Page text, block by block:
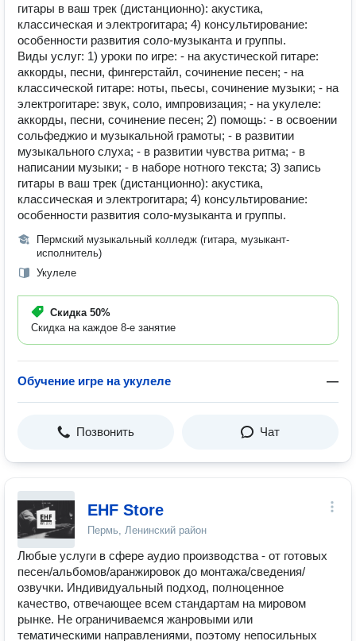
гитары в ваш трек (дистанционно): акустика,
классическая и электрогитара; 4) консультирование:
особенности развития соло-музыканта и группы.
Виды услуг: 1) уроки по игре: - на акустической гитаре:
аккорды, песни, фингерстайл, сочинение песен; - на
классической гитаре: ноты, пьесы, сочинение музыки; - на
электрогитаре: звук, соло, импровизация; - на укулеле:
аккорды, песни, сочинение песен; 2) помощь: - в освоении
сольфеджио и музыкальной грамоты; - в развитии
музыкального слуха; - в развитии чувства ритма; - в
написании музыки; - в наборе нотного текста; 3) запись
гитары в ваш трек (дистанционно): акустика,
классическая и электрогитара; 4) консультирование:
особенности развития соло-музыканта и группы.
Пермский музыкальный колледж (гитара, музыкант-
исполнитель)
Укулеле
Скидка 50%
Скидка на каждое 8-е занятие
Обучение игре на укулеле —
Позвонить Чат
EHF Store
Пермь, Ленинский район
Любые услуги в сфере аудио производства - от готовых
песен/альбомов/аранжировок до монтажа/сведения/
озвучки. Индивидуальный подход, полноценное
качество, отвечающее всем стандартам на мировом
рынке. Не ограничиваемся жанровыми или
тематическими направлениями, поэтому непосильных